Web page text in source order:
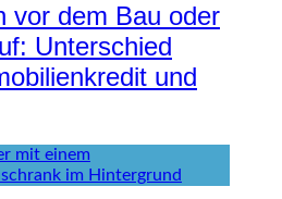
vor dem Bau oder
Unterschied
und